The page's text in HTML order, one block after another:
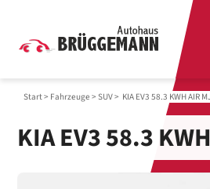
Start> Fahrzeuge > SUV> KIA EV3 58.3 KWH AIR
KIA EV3 58.3